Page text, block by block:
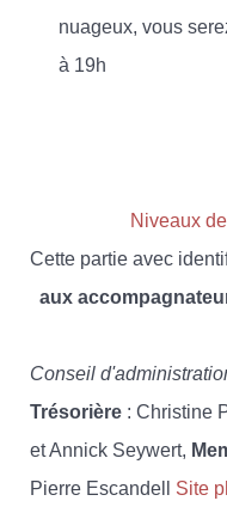
nuageux, vous
à 19h
Niveaux
Cette partie avec
aux
Conseil
Trésorière : Christine
et Annick Seywert,
Pierre Escandell Site